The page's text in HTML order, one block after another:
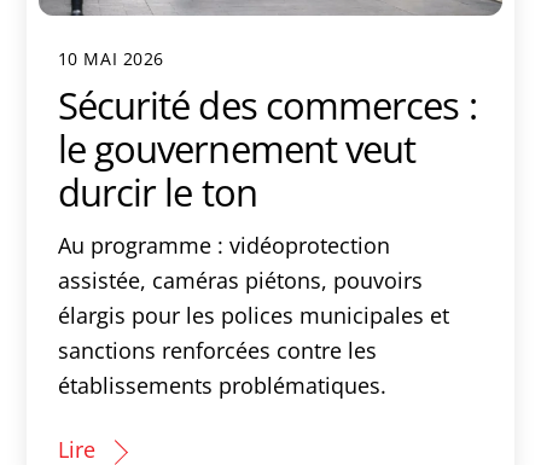
10 MAI 2026
Sécurité des commerces :
le gouvernement veut
durcir le ton
Au programme : vidéoprotection
assistée, caméras piétons, pouvoirs
élargis pour les polices municipales et
sanctions renforcées contre les
établissements problématiques.
Lire